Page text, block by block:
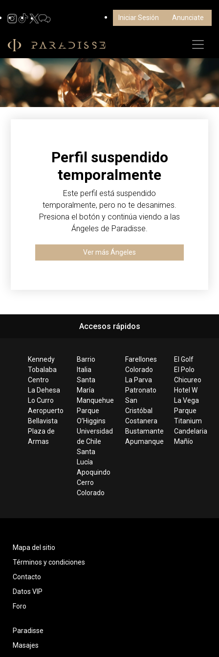
Iniciar Sesión Anunciate
Perfil suspendido
temporalmente
Este perfil está suspendido
temporalmente, pero no te desanimes.
Presiona el botón y continúa viendo a las
Ángeles de Paradisse.
Ver más Ángeles
Accesos rápidos
Kennedy
Tobalaba
Centro
La Dehesa
Lo Curro
Aeropuerto
Bellavista
Plaza de
Armas
Barrio
Italia
Santa
María
Manquehue
Parque
O’Higgins
Universidad
de Chile
Santa
Lucía
Apoquindo
Cerro
Colorado
Farellones
Colorado
La Parva
Patronato
San
Cristóbal
Costanera
Bustamante
Apumanque
El Golf
El Polo
Chicureo
Hotel W
La Vega
Parque
Titanium
Candelaria
Mañío
Paradisse
Masajes
Mapa del sitio
Términos y condiciones
Contacto
Datos VIP
Foro